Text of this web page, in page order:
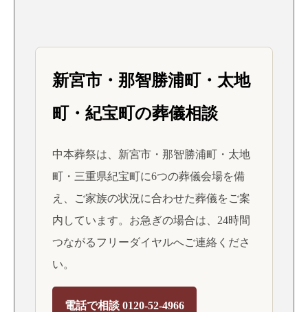
新宮市・那智勝浦町・太地
町・紀宝町の葬儀相談
中本葬祭は、新宮市・那智勝浦町・太地
町・三重県紀宝町に6つの葬儀会場を備
え、ご家族の状況に合わせた葬儀をご案
内しています。お急ぎの場合は、24時間
つながるフリーダイヤルへご連絡くださ
い。
電話で相談 0120-52-4966